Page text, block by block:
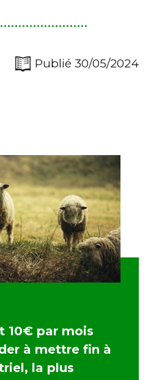
Publié 30/05/2024
10€ par mois
à mettre fin à
la plus